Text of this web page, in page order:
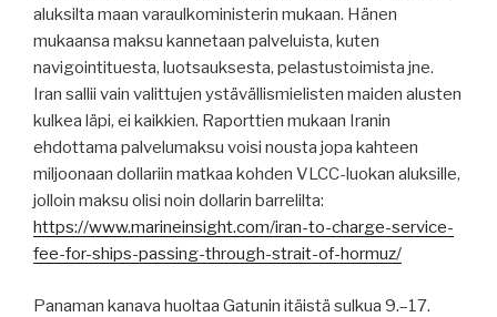
aluksilta maan varaulkoministerin mukaan. Hänen
mukaansa maksu kannetaan palveluista, kuten
navigointituesta, luotsauksesta, pelastustoimista jne.
Iran sallii vain valittujen ystävällismielisten maiden alusten
kulkea läpi, ei kaikkien. Raporttien mukaan Iranin
ehdottama palvelumaksu voisi nousta jopa kahteen
miljoonaan dollariin matkaa kohden VLCC-luokan aluksille,
jolloin maksu olisi noin dollarin barrelilta:
https://www.marineinsight.com/iran-to-charge-service-
fee-for-ships-passing-through-strait-of-hormuz/
Panaman kanava huoltaa Gatunin itäistä sulkua 9.–17.